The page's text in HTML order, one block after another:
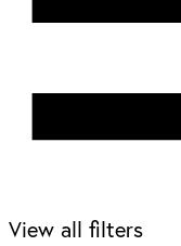
View all filters